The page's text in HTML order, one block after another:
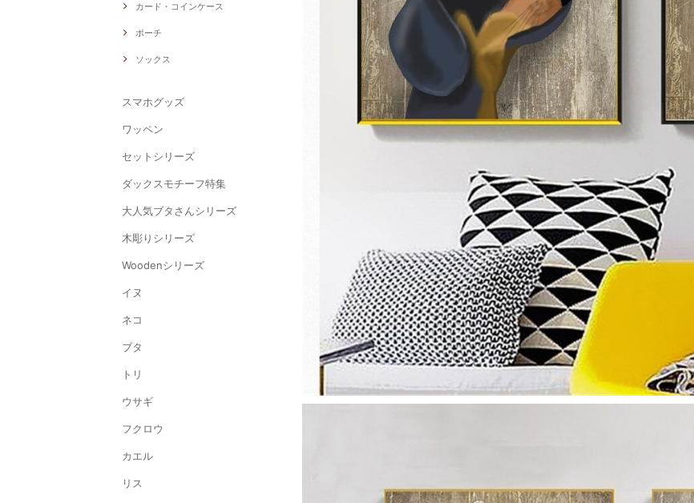
カード・コインケース
ポーチ
ソックス
スマホグッズ
ワッペン
セットシリーズ
ダックスモチーフ特集
大人気ブタさんシリーズ
木彫りシリーズ
Woodenシリーズ
イヌ
ネコ
ブタ
トリ
ウサギ
フクロウ
カエル
リス